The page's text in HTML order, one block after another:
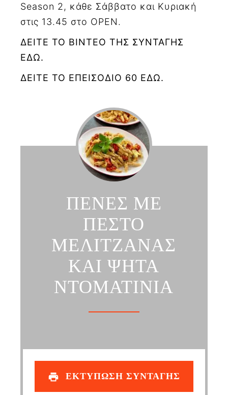
Season 2, κάθε Σάββατο και Κυριακή
στις 13.45 στο OPEN.
ΔΕΙΤΕ ΤΟ ΒΙΝΤΕΟ ΤΗΣ ΣΥΝΤΑΓΗΣ
ΕΔΩ.
ΔΕΙΤΕ ΤΟ ΕΠΕΙΣΟΔΙΟ 60 ΕΔΩ.
ΠΕΝΕΣ ΜΕ
ΠΕΣΤΟ
ΜΕΛΙΤΖΑΝΑΣ
ΚΑΙ ΨΗΤΑ
ΝΤΟΜΑΤΙΝΙΑ
ΕΚΤΥΠΩΣΗ ΣΥΝΤΑΓΗΣ